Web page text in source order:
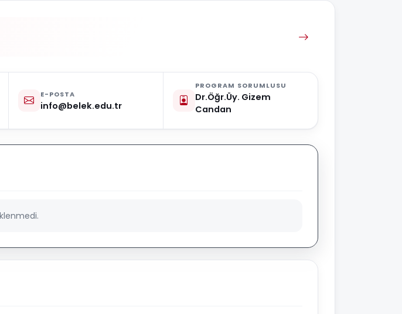
E-POSTA
info@belek.edu.tr
PROGRAM SORUMLUSU
Dr.Öğr.Üy. Gizem
Candan